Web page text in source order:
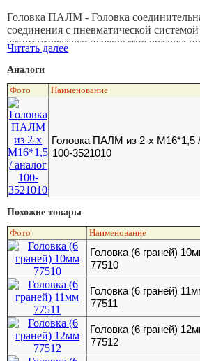
Головка ПАЛМ - Головка
соединения с пневматической
автоматического перекрытия воздуха
головок.
Читать далее
Аналоги
Фото Наименование
Головка ПАЛМ из 2-х М16*1,5
100-3521010
Похожие товары
Фото Наименование
Головка (6 граней)
77510
Головка (6 граней)
77511
Головка (6 граней)
77512